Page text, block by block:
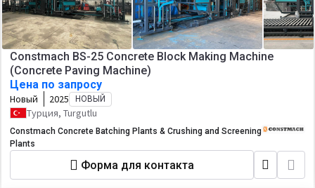
Constmach BS-25 Concrete Block Making Machine
(Concrete Paving Machine)
Цена по запросу
Новый 2025 НОВЫЙ
Турция, Turgutlu
Constmach Concrete Batching Plants & Crushing and Screening
Plants
Форма для контакта